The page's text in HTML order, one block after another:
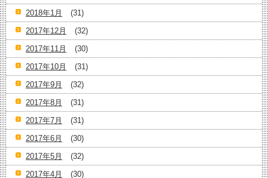
2018年1月
(31)
2017年12月
(32)
2017年11月
(30)
2017年10月
(31)
2017年9月
(32)
2017年8月
(31)
2017年7月
(31)
2017年6月
(30)
2017年5月
(32)
2017年4月
(30)